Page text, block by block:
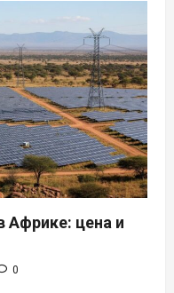
Африке: цена и
0